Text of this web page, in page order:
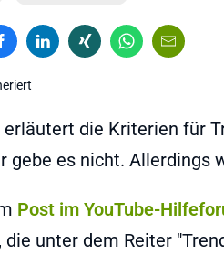
erläutert die Kriterien für
gebe es nicht. Allerdings
Post im YouTube-
die unter dem Reiter